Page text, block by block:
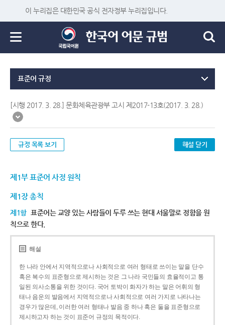
이 누리집은 대한민국 공식 전자정부 누리집입니다.
표준어 규정
[시행 2017. 3. 28.] 문화체육관광부 고시 제2017-13호(2017. 3. 28.)
규정 목록 보기 해설 닫기
제1부 표준어 사정 원칙
제1장 총칙
제1항 표준어는 교양 있는 사람들이 두루 쓰는 현대 서울말로 정함을 원
칙으로 한다.
해설
한 나라 안에서 지역적으로나 사회적으로 여러 형태로 쓰이는 말을 단수
혹은 복수의 표준형으로 제시하는 것은 그 나라 국민들의 효율적이고 통
일된 의사소통을 위한 것이다. 국어 토박이 화자가 하는 말은 어휘의 형
태나 음운의 발음에서 지역적으로나 사회적으로 여러 가지로 나타나는
경우가 많은데, 이러한 여러 형태나 발음 중 하나 혹은 둘을 표준형으로
제시하고자 하는 것이 표준어 규정의 목적이다.